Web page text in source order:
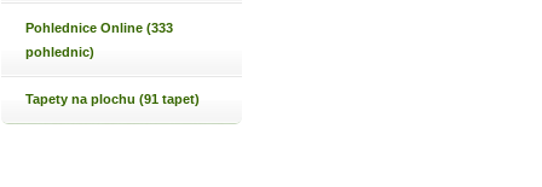
Pohlednice Online (333
pohlednic)
Tapety na plochu (91 tapet)